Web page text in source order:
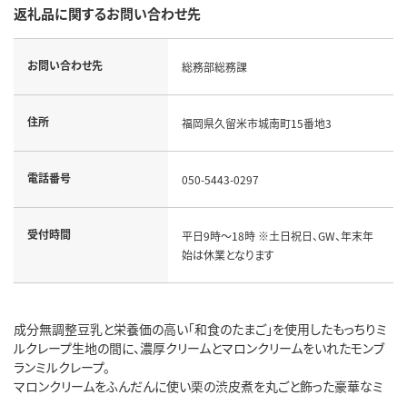
返礼品に関するお問い合わせ先
お問い合わせ先 総務部総務課
住所 福岡県久留米市城南町15番地3
電話番号 050-5443-0297
受付時間
平日9時～18時 ※土日祝日、GW、年末年
始は休業となります
成分無調整豆乳と栄養価の高い「和食のたまご」を使用したもっちりミ
ルクレープ生地の間に、濃厚クリームとマロンクリームをいれたモンブ
ランミルクレープ。
マロンクリームをふんだんに使い栗の渋皮煮を丸ごと飾った豪華なミ